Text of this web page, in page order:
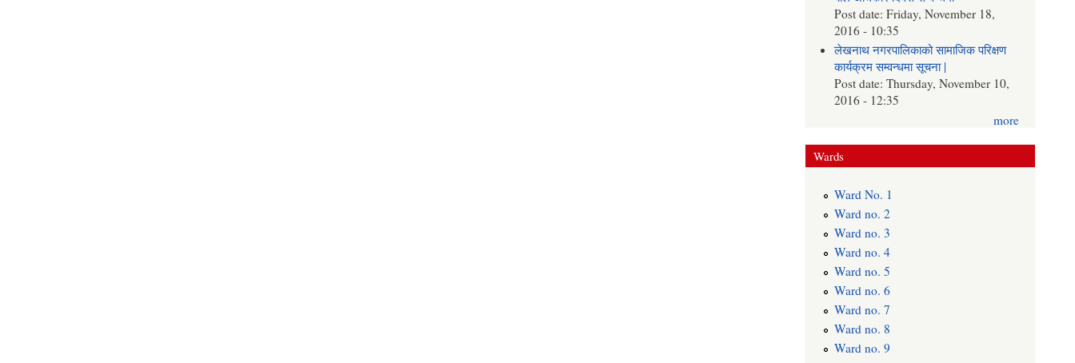
Post date: Friday, November 18,
2016 - 10:35
लेखनाथ नगरपालिकाको सामाजिक परिक्षण
कार्यक्रम सम्वन्धमा सूचना |
Post date: Thursday, November 10,
2016 - 12:35
more
Wards
Ward No. 1
Ward no. 2
Ward no. 3
Ward no. 4
Ward no. 5
Ward no. 6
Ward no. 7
Ward no. 8
Ward no. 9